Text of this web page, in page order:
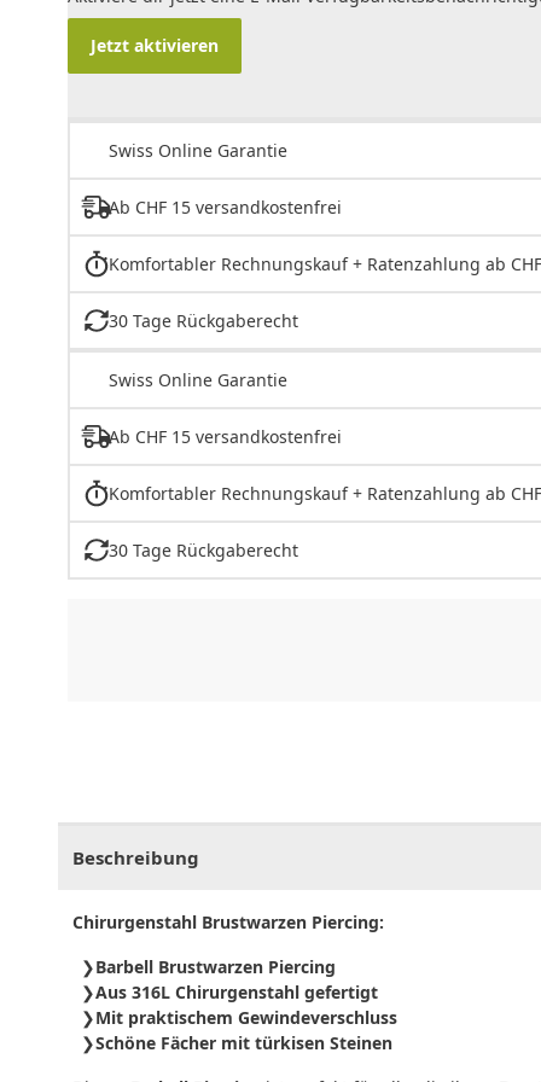
Jetzt aktivieren
Swiss Online Garantie
Ab CHF 15 versandkostenfrei
Komfortabler Rechnungskauf + Ratenzahlung ab
30 Tage Rückgaberecht
Swiss Online Garantie
Ab CHF 15 versandkostenfrei
Komfortabler Rechnungskauf + Ratenzahlung ab
30 Tage Rückgaberecht
Beschreibung
Chirurgenstahl Brustwarzen Piercing:
Barbell Brustwarzen Piercing
Aus 316L Chirurgenstahl gefertigt
Mit praktischem Gewindeverschluss
Schöne Fächer mit türkisen Steinen